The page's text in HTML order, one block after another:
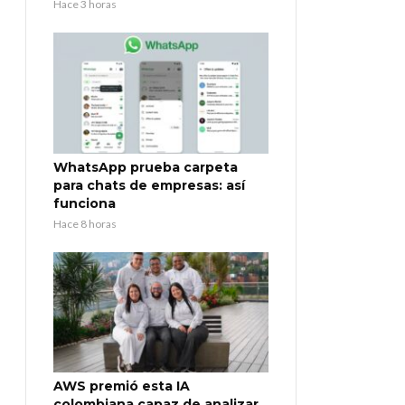
Hace 3 horas
WhatsApp prueba carpeta
para chats de empresas: así
funciona
Hace 8 horas
AWS premió esta IA